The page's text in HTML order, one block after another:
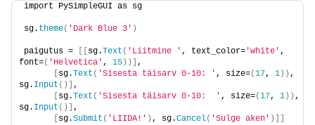
import PySimpleGUI as sg
sg. theme( 'Dark Blue 3' )
paigutus = sg.Text ( 'Liitmine ' , text_color= 'white' ,
font=( 'Helvetica' , 15 ))] ,
sg.Text ( 'Sisesta täisarv 0-10: ' , size=(17, 1 )) ,
sg. Input ()] ,
sg.Text ( 'Sisesta täisarv 0-10:  ' , size=(17, 1 )) ,
sg. Input ()] ,
sg.Submit ( 'LIIDA!' ) , sg.Cancel( 'Sulge aken' )]]